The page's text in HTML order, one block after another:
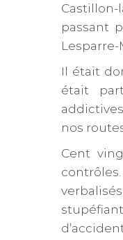
passant
Il était
était
nos
Cent